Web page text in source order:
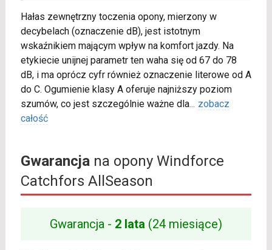
Hałas zewnętrzny toczenia opony, mierzony w
decybelach (oznaczenie dB), jest istotnym
wskaźnikiem mającym wpływ na komfort jazdy. Na
etykiecie unijnej parametr ten waha się od 67 do 78
dB, i ma oprócz cyfr również oznaczenie literowe od A
do C. Ogumienie klasy A oferuje najniższy poziom
szumów, co jest szczególnie ważne dla... zobacz
całość
Gwarancjana opony Windforce
Catchfors AllSeason
Gwarancja - 2 lata (24 miesiące)